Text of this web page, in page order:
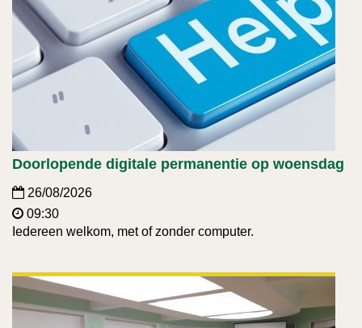
Doorlopende digitale permanentie op woensdag
26/08/2026
09:30
Iedereen welkom, met of zonder computer.